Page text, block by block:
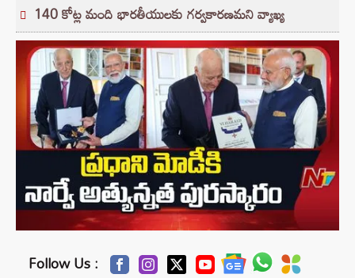
140 కోట్ల మంది భారతీయులకు గర్వకారణమని వ్యాఖ్య
Follow Us :